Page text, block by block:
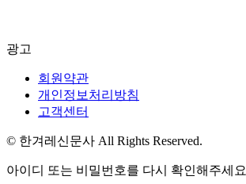
광고
회원약관
개인정보처리방침
고객센터
© 한겨레신문사 All Rights Reserved.
아이디 또는 비밀번호를 다시 확인해주세요